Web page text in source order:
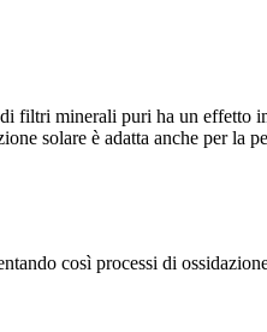
filtri minerali puri ha un
solare è adatta anche per la
così processi di